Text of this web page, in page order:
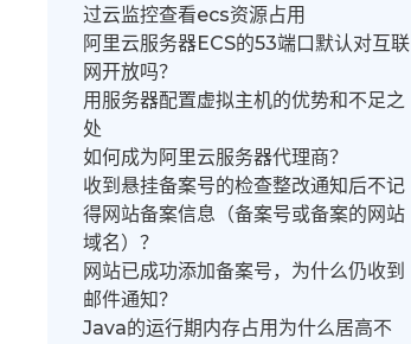
过云监控查看ecs资源占用
阿里云服务器ECS的53端口默认对互联
网开放吗？
用服务器配置虚拟主机的优势和不足之
处
如何成为阿里云服务器代理商？
收到悬挂备案号的检查整改通知后不记
得网站备案信息（备案号或备案的网站
域名）？
网站已成功添加备案号，为什么仍收到
邮件通知？
Java的运行期内存占用为什么居高不